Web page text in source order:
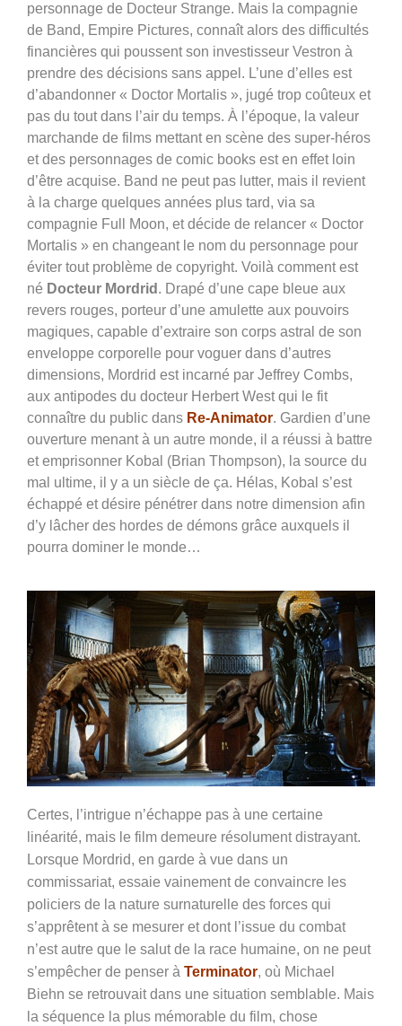
personnage de Docteur Strange. Mais la compagnie
de Band, Empire Pictures, connaît alors des difficultés
financières qui poussent son investisseur Vestron à
prendre des décisions sans appel. L’une d’elles est
d’abandonner « Doctor Mortalis », jugé trop coûteux et
pas du tout dans l’air du temps. À l’époque, la valeur
marchande de films mettant en scène des super-héros
et des personnages de comic books est en effet loin
d’être acquise. Band ne peut pas lutter, mais il revient
à la charge quelques années plus tard, via sa
compagnie Full Moon, et décide de relancer « Doctor
Mortalis » en changeant le nom du personnage pour
éviter tout problème de copyright. Voilà comment est
né Docteur Mordrid . Drapé d’une cape bleue aux
revers rouges, porteur d’une amulette aux pouvoirs
magiques, capable d’extraire son corps astral de son
enveloppe corporelle pour voguer dans d’autres
dimensions, Mordrid est incarné par Jeffrey Combs,
aux antipodes du docteur Herbert West qui le fit
connaître du public dans Re-Animator. Gardien d’une
ouverture menant à un autre monde, il a réussi à battre
et emprisonner Kobal (Brian Thompson), la source du
mal ultime, il y a un siècle de ça. Hélas, Kobal s’est
échappé et désire pénétrer dans notre dimension afin
d’y lâcher des hordes de démons grâce auxquels il
pourra dominer le monde…
Certes, l’intrigue n’échappe pas à une certaine
linéarité, mais le film demeure résolument distrayant.
Lorsque Mordrid, en garde à vue dans un
commissariat, essaie vainement de convaincre les
policiers de la nature surnaturelle des forces qui
s’apprêtent à se mesurer et dont l’issue du combat
n’est autre que le salut de la race humaine, on ne peut
s’empêcher de penser à Terminator, où Michael
Biehn se retrouvait dans une situation semblable. Mais
la séquence la plus mémorable du film, chose